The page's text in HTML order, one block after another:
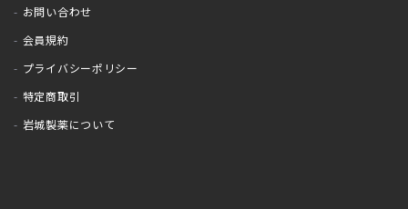
お問い合わせ
会員規約
プライバシーポリシー
特定商取引
岩城製薬について